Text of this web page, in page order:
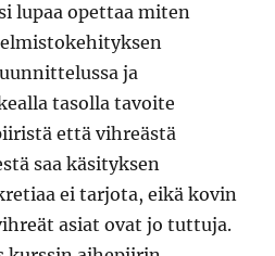
lupaa opettaa miten
ja
tasolla tavoite
että vihreästä
saa käsityksen
ei tarjota, eikä kovin
asiat ovat jo tuttuja.